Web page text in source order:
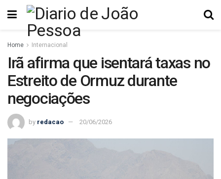
Home Internacional
Irã afirma que isentará taxas no
Estreito de Ormuz durante
negociações
by redacao 20/06/2026